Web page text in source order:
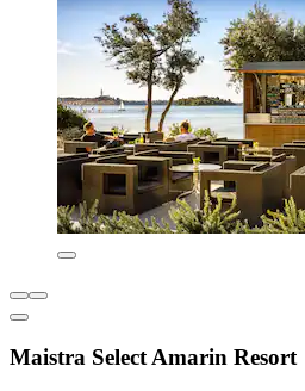
Maistra Select Amarin Resort